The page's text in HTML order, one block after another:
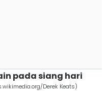
pada siang hari
Derek Keats)